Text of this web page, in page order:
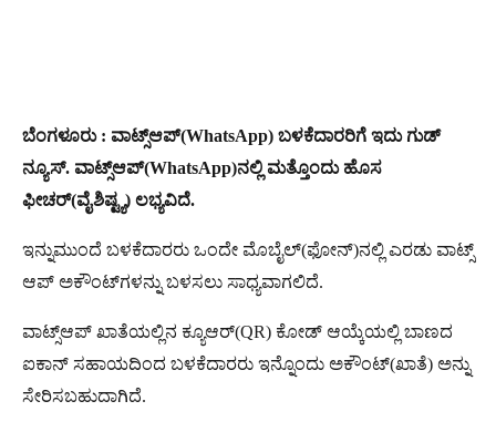
ಬೆಂಗಳೂರು : ವಾಟ್ಸ್​ಆಪ್​(WhatsApp) ಬಳಕೆದಾರರಿಗೆ ಇದು ಗುಡ್​
ನ್ಯೂಸ್. ವಾಟ್ಸ್​ಆಪ್​(WhatsApp)ನಲ್ಲಿ ಮತ್ತೊಂದು ಹೊಸ
ಫೀಚರ್(ವೈಶಿಷ್ಟ್ಯ) ಲಭ್ಯವಿದೆ.
ಇನ್ನುಮುಂದೆ ಬಳಕೆದಾರರು ಒಂದೇ ಮೊಬೈಲ್​(ಫೋನ್)ನಲ್ಲಿ ಎರಡು ವಾಟ್ಸ್​
ಆಪ್​ ಅಕೌಂಟ್​ಗಳನ್ನು ಬಳಸಲು ಸಾಧ್ಯವಾಗಲಿದೆ.
ವಾಟ್ಸ್​ಆಪ್​ ಖಾತೆಯಲ್ಲಿನ ಕ್ಯೂಆರ್​(QR) ಕೋಡ್​ ಆಯ್ಕೆಯಲ್ಲಿ ಬಾಣದ
ಐಕಾನ್​ ಸಹಾಯದಿಂದ ಬಳಕೆದಾರರು ಇನ್ನೊಂದು ಅಕೌಂಟ್​(ಖಾತೆ) ಅನ್ನು
ಸೇರಿಸಬಹುದಾಗಿದೆ.